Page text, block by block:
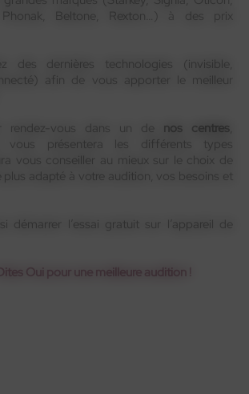
Beltone, Rexton…) à des prix
des dernières technologies (invisible,
afin de vous apporter le meilleur
rendez-vous dans un de nos centres,
vous présentera les différents types
vous conseiller au mieux sur le choix de
plus adapté à votre audition, vos besoins et
démarrer l’essai gratuit sur l’appareil de
Dites Oui pour une meilleure audition !